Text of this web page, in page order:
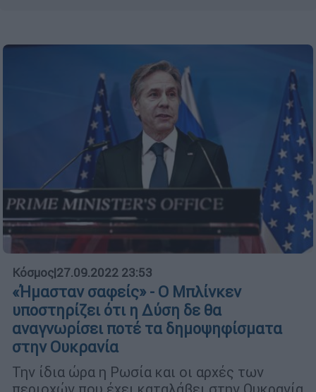
Κόσμος|27.09.2022 23:53
«Ήμασταν σαφείς» - Ο Μπλίνκεν
υποστηρίζει ότι η Δύση δε θα
αναγνωρίσει ποτέ τα δημοψηφίσματα
στην Ουκρανία
Την ίδια ώρα η Ρωσία και οι αρχές των